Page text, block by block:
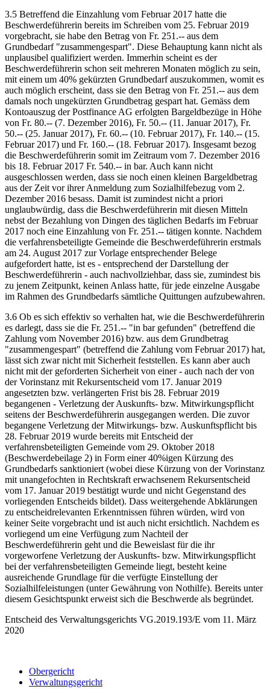
3.5 Betreffend die Einzahlung vom Februar 2017 hatte die
Beschwerdeführerin bereits im Schreiben vom 25. Februar 2019
vorgebracht, sie habe den Betrag von Fr. 251.-- aus dem
Grundbedarf "zusammengespart". Diese Behauptung kann nicht als
unplausibel qualifiziert werden. Immerhin scheint es der
Beschwerdeführerin schon seit mehreren Monaten möglich zu sein,
mit einem um 40% gekürzten Grundbedarf auszukommen, womit es
auch möglich erscheint, dass sie den Betrag von Fr. 251.-- aus dem
damals noch ungekürzten Grundbetrag gespart hat. Gemäss dem
Kontoauszug der Postfinance AG erfolgten Bargeldbezüge in Höhe
von Fr. 80.-- (7. Dezember 2016), Fr. 50.-- (11. Januar 2017), Fr.
50.-- (25. Januar 2017), Fr. 60.-- (10. Februar 2017), Fr. 140.-- (15.
Februar 2017) und Fr. 160.-- (18. Februar 2017). Insgesamt bezog
die Beschwerdeführerin somit im Zeitraum vom 7. Dezember 2016
bis 18. Februar 2017 Fr. 540.-- in bar. Auch kann nicht
ausgeschlossen werden, dass sie noch einen kleinen Bargeldbetrag
aus der Zeit vor ihrer Anmeldung zum Sozialhilfebezug vom 2.
Dezember 2016 besass. Damit ist zumindest nicht a priori
unglaubwürdig, dass die Beschwerdeführerin mit diesen Mitteln
nebst der Bezahlung von Dingen des täglichen Bedarfs im Februar
2017 noch eine Einzahlung von Fr. 251.-- tätigen konnte. Nachdem
die verfahrensbeteiligte Gemeinde die Beschwerdeführerin erstmals
am 24. August 2017 zur Vorlage entsprechender Belege
aufgefordert hatte, ist es - entsprechend der Darstellung der
Beschwerdeführerin - auch nachvollziehbar, dass sie, zumindest bis
zu jenem Zeitpunkt, keinen Anlass hatte, für jede einzelne Ausgabe
im Rahmen des Grundbedarfs sämtliche Quittungen aufzubewahren.
3.6 Ob es sich effektiv so verhalten hat, wie die Beschwerdeführerin
es darlegt, dass sie die Fr. 251.-- "in bar gefunden" (betreffend die
Zahlung vom November 2016) bzw. aus dem Grundbetrag
"zusammengespart" (betreffend die Zahlung vom Februar 2017) hat,
lässt sich zwar nicht mit Sicherheit feststellen. Es kann aber auch
nicht mit der geforderten Sicherheit von einer - auch nach der von
der Vorinstanz mit Rekursentscheid vom 17. Januar 2019
angesetzten bzw. verlängerten Frist bis 28. Februar 2019
begangenen - Verletzung der Auskunfts- bzw. Mitwirkungspflicht
seitens der Beschwerdeführerin ausgegangen werden. Die zuvor
begangene Verletzung der Mitwirkungs- bzw. Auskunftspflicht bis
28. Februar 2019 wurde bereits mit Entscheid der
verfahrensbeteiligten Gemeinde vom 29. Oktober 2018
(Beschwerdebeilage 2) in Form einer 40%igen Kürzung des
Grundbedarfs sanktioniert (wobei diese Kürzung von der Vorinstanz
mit unangefochten in Rechtskraft erwachsenem Rekursentscheid
vom 17. Januar 2019 bestätigt wurde und nicht Gegenstand des
vorliegenden Entscheids bildet). Dass weitergehende Abklärungen
zu entscheidrelevanten Erkenntnissen führen würden, wird von
keiner Seite vorgebracht und ist auch nicht ersichtlich. Nachdem es
vorliegend um eine Verfügung zum Nachteil der
Beschwerdeführerin geht und die Beweislast für die ihr
vorgeworfene Verletzung der Auskunfts- bzw. Mitwirkungspflicht
bei der verfahrensbeteiligten Gemeinde liegt, besteht keine
ausreichende Grundlage für die verfügte Einstellung der
Sozialhilfeleistungen (unter Gewährung von Nothilfe). Bereits unter
diesem Gesichtspunkt erweist sich die Beschwerde als begründet.
Entscheid des Verwaltungsgerichts VG.2019.193/E vom 11. März
2020
Obergericht
Verwaltungsgericht